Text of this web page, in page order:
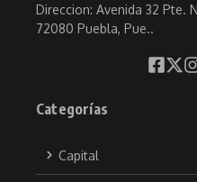
Direccion: Avenida 32 Pte.
72080 Puebla, Pue..
Categorías
Capital